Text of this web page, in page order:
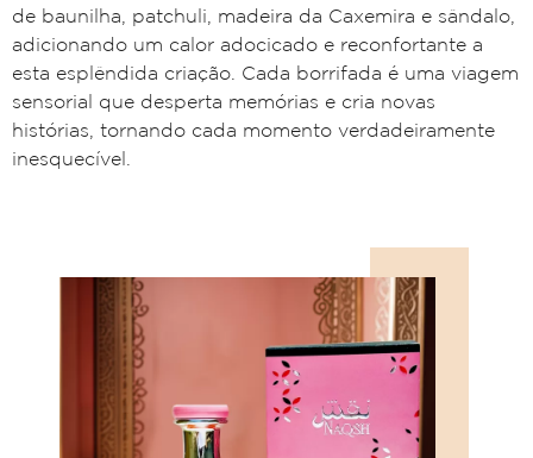
de baunilha, patchuli, madeira da Caxemira e sândalo,
adicionando um calor adocicado e reconfortante a
esta esplêndida criação. Cada borrifada é uma viagem
sensorial que desperta memórias e cria novas
histórias, tornando cada momento verdadeiramente
inesquecível.